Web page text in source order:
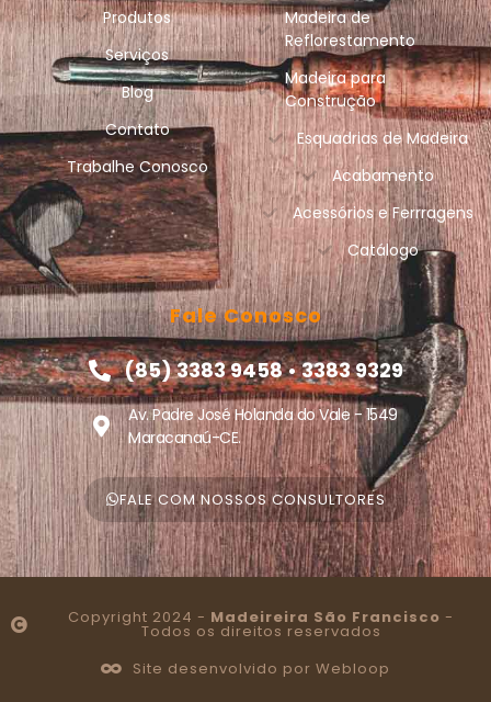
Produtos
Serviços
Blog
Contato
Trabalhe Conosco
Madeira de
Reflorestamento
Madeira para
Construção
Esquadrias de Madeira
Acabamento
Acessórios e Ferrragens
Catálogo
Fale Conosco
(85) 3383 9458 • 3383 9329
Av. Padre José Holanda do Vale - 1549
Maracanaú-CE.
FALE COM NOSSOS CONSULTORES
Copyright 2024 - Madeireira São Francisco -
Todos os direitos reservados
Site desenvolvido por Webloop